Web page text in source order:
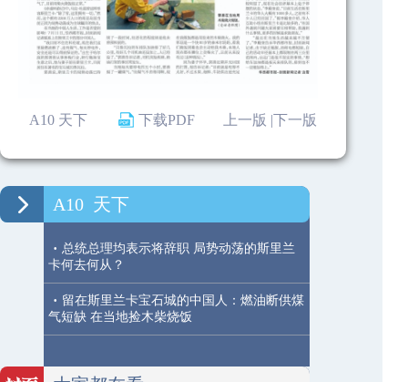
A10 天下 下载PDF 下一版
上一版 |
A10 天下
· 总统总理均表示将辞职 局势动荡的斯里兰
卡何去何从？
· 留在斯里兰卡宝石城的中国人：燃油断供煤
气短缺 在当地捡木柴烧饭